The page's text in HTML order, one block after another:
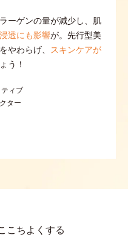
ーゲンの量が減少し、肌
透にも影響が。先行型美
やわらげ、 スキンケアが
う！
ィブ
ター
こちよくする